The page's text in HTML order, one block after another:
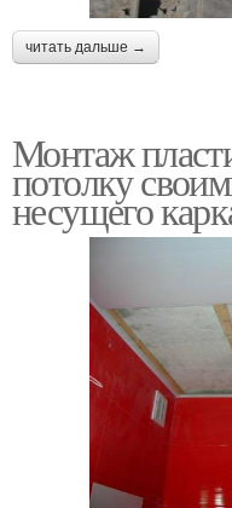
читать дальше →
Монтаж
потолку
несущего